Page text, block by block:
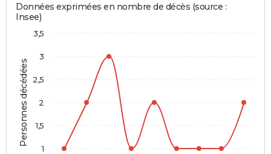
Personnes décédées
Données exprimées en nombre de décès (source :
Insee)
1
1,5
2
2,5
3
3,5